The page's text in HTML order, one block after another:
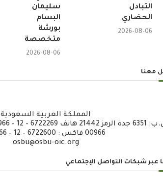
التبادل
الحضاري
2026-08-06
سليمان
البسام
بورشة
متخصصة
2026-08-06
معنا
المملكة العربية السعودية
00966 فاكس : 6722600 – 12 – 00966
osbu@osbu-oic.org
عبر شبكات التواصل الإجتماعي